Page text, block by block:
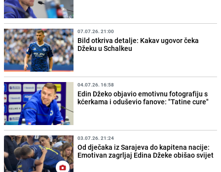
07.07.26. 21:00
Bild otkriva detalje: Kakav ugovor čeka
Džeku u Schalkeu
04.07.26. 16:58
Edin Džeko objavio emotivnu fotografiju s
kćerkama i oduševio fanove: "Tatine cure"
03.07.26. 21:24
Od dječaka iz Sarajeva do kapitena nacije:
Emotivan zagrljaj Edina Džeke obišao svijet